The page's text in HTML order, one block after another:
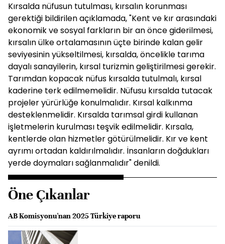
Kırsalda nüfusun tutulması, kırsalın korunması
gerektiği bildirilen açıklamada, "Kent ve kır arasındaki
ekonomik ve sosyal farkların bir an önce giderilmesi,
kırsalın ülke ortalamasının üçte birinde kalan gelir
seviyesinin yükseltilmesi, kırsalda, öncelikle tarıma
dayalı sanayilerin, kırsal turizmin geliştirilmesi gerekir.
Tarımdan kopacak nüfus kırsalda tutulmalı, kırsal
kaderine terk edilmemelidir. Nüfusu kırsalda tutacak
projeler yürürlüğe konulmalıdır. Kırsal kalkınma
desteklenmelidir. Kırsalda tarımsal girdi kullanan
işletmelerin kurulması teşvik edilmelidir. Kırsala,
kentlerde olan hizmetler götürülmelidir. Kır ve kent
ayrımı ortadan kaldırılmalıdır. İnsanların doğdukları
yerde doymaları sağlanmalıdır" denildi.
Öne Çıkanlar
AB Komisyonu'nan 2025 Türkiye raporu